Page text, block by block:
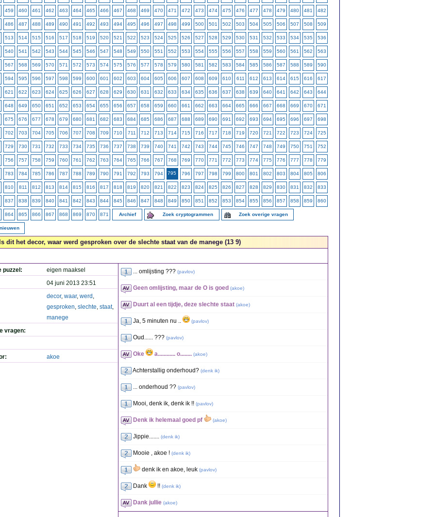
459 460 461 462 463 464 465 466 467 468 469 470 471 472 473 474 475 476 477 478 479 480 481 482
486 487 488 489 490 491 492 493 494 495 496 497 498 499 500 501 502 503 504 505 506 507 508 509
513 514 515 516 517 518 519 520 521 522 523 524 525 526 527 528 529 530 531 532 533 534 535 536
540 541 542 543 544 545 546 547 548 549 550 551 552 553 554 555 556 557 558 559 560 561 562 563
567 568 569 570 571 572 573 574 575 576 577 578 579 580 581 582 583 584 585 586 587 588 589 590
594 595 596 597 598 599 600 601 602 603 604 605 606 607 608 609 610 611 612 613 614 615 616 617
621 622 623 624 625 626 627 628 629 630 631 632 633 634 635 636 637 638 639 640 641 642 643 644
648 649 650 651 652 653 654 655 656 657 658 659 660 661 662 663 664 665 666 667 668 669 670 671
675 676 677 678 679 680 681 682 683 684 685 686 687 688 689 690 691 692 693 694 695 696 697 698
702 703 704 705 706 707 708 709 710 711 712 713 714 715 716 717 718 719 720 721 722 723 724 725
729 730 731 732 733 734 735 736 737 738 739 740 741 742 743 744 745 746 747 748 749 750 751 752
756 757 758 759 760 761 762 763 764 765 766 767 768 769 770 771 772 773 774 775 776 777 778 779
783 784 785 786 787 788 789 790 791 792 793 794 795 796 797 798 799 800 801 802 803 804 805 806
810 811 812 813 814 815 816 817 818 819 820 821 822 823 824 825 826 827 828 829 830 831 832 833
837 838 839 840 841 842 843 844 845 846 847 848 849 850 851 852 853 854 855 856 857 858 859 860
864 865 866 867 868 869 870 871 Archief Zoek cryptogrammen Zoek overige vragen
dit het decor, waar werd gesproken over de slechte staat van de manege (13 9)
puzzel:
eigen maaksel
04 juni 2013 23:51
decor, waar, werd ,
gesproken, slechte, staat,
manege
vragen:
akoe
... omlijsting ??? (pavlov)
Geen omlijsting, maar de O is goed (akoe)
Duurt al een tijdje, deze slechte staat (akoe)
Ja, 5 minuten nu .. (pavlov)
Oud...... ??? (pavlov)
Oke a............ o........ (akoe)
Achterstallig onderhoud? (denk ik)
... onderhoud ?? (pavlov)
Mooi, denk ik, denk ik !! (pavlov)
Denk ik helemaal goed pf (akoe)
Jippie....... (denk ik)
Mooie , akoe ! (denk ik)
denk ik en akoe, leuk (pavlov)
Dank !! (denk ik)
Dank jullie (akoe)